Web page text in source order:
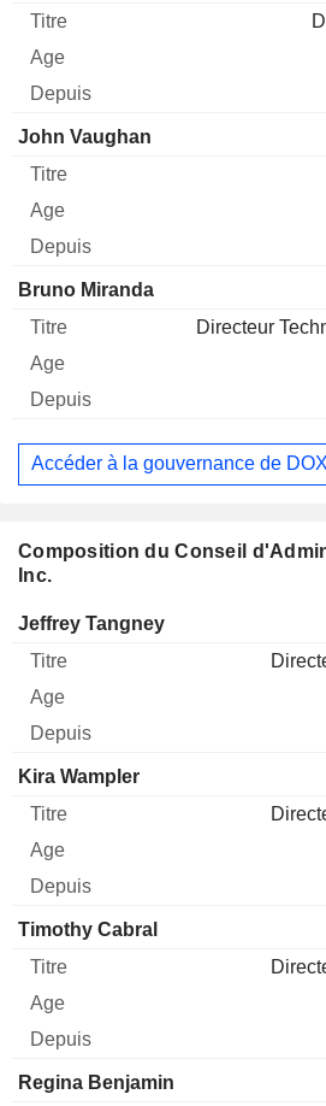
John Vaughan
Bruno Miranda
Directeur
Accéder à la gouvernance de
Composition du Conseil
Inc.
Administrateur Titre
Jeffrey Tangney
Kira Wampler
Timothy Cabral
Regina Benjamin